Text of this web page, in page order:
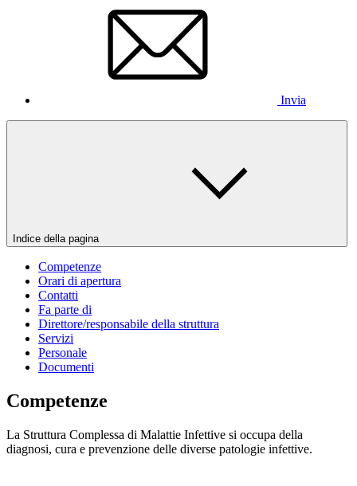
Invia
Indice della pagina
Competenze
Orari di apertura
Contatti
Fa parte di
Direttore/responsabile della struttura
Servizi
Personale
Documenti
Competenze
La Struttura Complessa di Malattie Infettive si occupa della
diagnosi, cura e prevenzione delle diverse patologie infettive.